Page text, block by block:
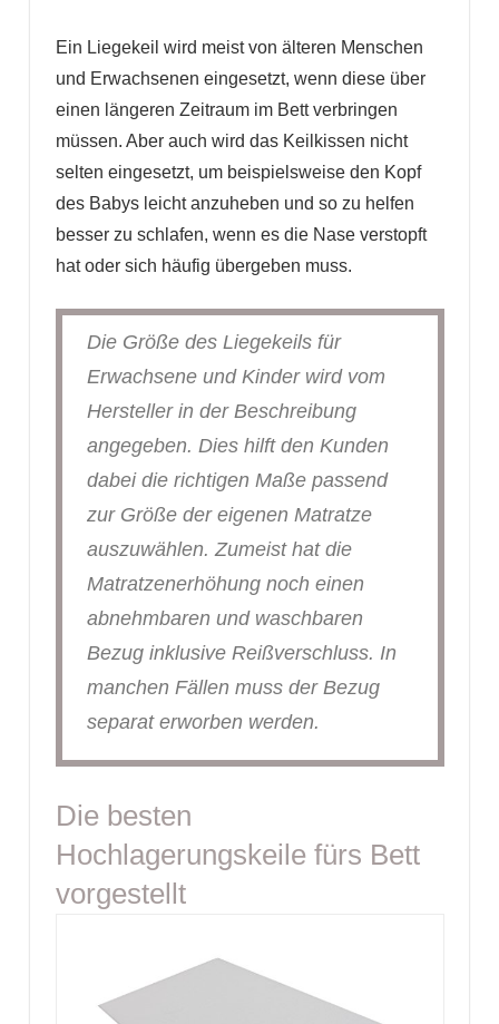
Ein Liegekeil wird meist von älteren Menschen
und Erwachsenen eingesetzt, wenn diese über
einen längeren Zeitraum im Bett verbringen
müssen. Aber auch wird das Keilkissen nicht
selten eingesetzt, um beispielsweise den Kopf
des Babys leicht anzuheben und so zu helfen
besser zu schlafen, wenn es die Nase verstopft
hat oder sich häufig übergeben muss.
Die Größe des Liegekeils für
Erwachsene und Kinder wird vom
Hersteller in der Beschreibung
angegeben. Dies hilft den Kunden
dabei die richtigen Maße passend
zur Größe der eigenen Matratze
auszuwählen. Zumeist hat die
Matratzenerhöhung noch einen
abnehmbaren und waschbaren
Bezug inklusive Reißverschluss. In
manchen Fällen muss der Bezug
separat erworben werden.
Die besten
Hochlagerungskeile fürs Bett
vorgestellt